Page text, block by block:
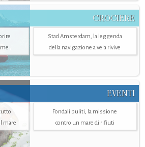
CROCIERE
Stad Amsterdam, la leggenda
della navigazione a vela rivive
EVENTI
mare
Fondali puliti, la missione
contro un mare di rifiuti